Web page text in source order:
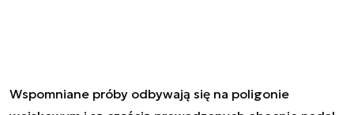
Wspomniane próby odbywają się na poligonie